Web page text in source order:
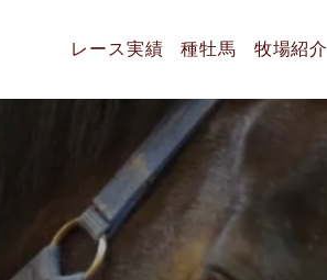
レース実績 種牡馬 牧場紹介